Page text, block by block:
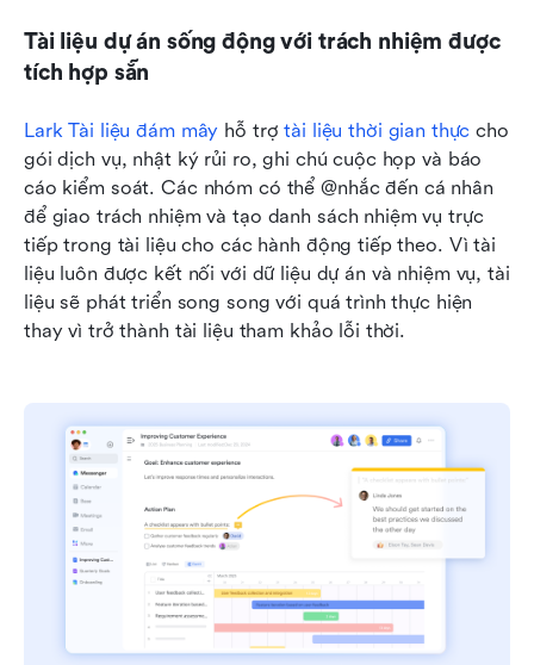
Tài liệu dự án sống động với trách nhiệm được
tích hợp sẵn
Lark Tài liệu đám mây hỗ trợ tài liệu thời gian thực cho
gói dịch vụ, nhật ký rủi ro, ghi chú cuộc họp và báo
cáo kiểm soát. Các nhóm có thể @nhắc đến cá nhân
để giao trách nhiệm và tạo danh sách nhiệm vụ trực
tiếp trong tài liệu cho các hành động tiếp theo. Vì tài
liệu luôn được kết nối với dữ liệu dự án và nhiệm vụ, tài
liệu sẽ phát triển song song với quá trình thực hiện
thay vì trở thành tài liệu tham khảo lỗi thời.